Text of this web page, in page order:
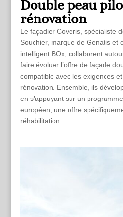
Double peau
rénovation
Le façadier Coveris, spécialiste
Souchier, marque de Genatis et
intelligent BOx, collaborent
faire évoluer l’offre de façade
compatible avec les exigences
rénovation. Ensemble, ils
en s’appuyant sur un
européen, une offre
réhabilitation.